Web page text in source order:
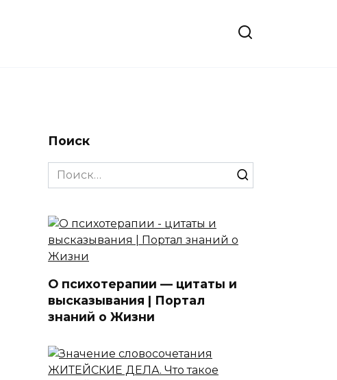
Поиск
Search
for:
О психотерапии — цитаты и
высказывания | Портал
знаний о Жизни